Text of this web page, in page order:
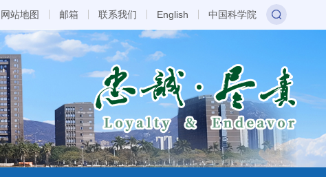
网站地图 邮箱 联系我们 English 中国科学院